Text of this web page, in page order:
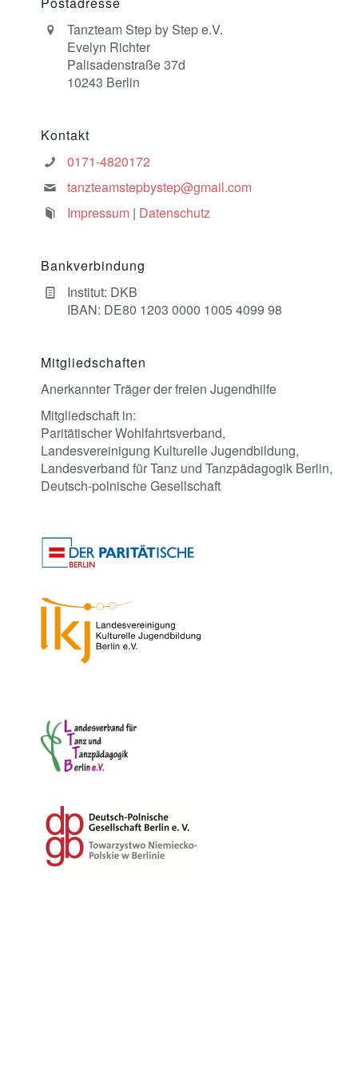
Tanzteam Step by Step e.V.
Evelyn Richter
Palisadenstraße 37d
10243 Berlin
Kontakt
0171-4820172
tanzteamstepbystep@gmail.com
Impressum | Datenschutz
Bankverbindung
Institut: DKB
IBAN: DE80 1203 0000 1005 4099 98
Mitgliedschaften
Anerkannter Träger der freien Jugendhilfe
Mitgliedschaft in:
Paritätischer Wohlfahrtsverband,
Landesvereinigung Kulturelle Jugendbildung,
Landesverband für Tanz und Tanzpädagogik Berlin,
Deutsch-polnische Gesellschaft